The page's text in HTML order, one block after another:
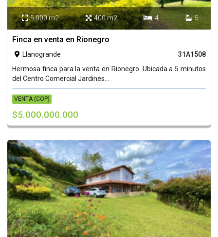
 5.000 m2  400 m2  4  5
Finca en venta en Rionegro
 Llanogrande
31A1508
Hermosa finca para la venta en Rionegro. Ubicada a 5 minutos
del Centro Comercial Jardines...
VENTA (COP)
$5.000.000.000